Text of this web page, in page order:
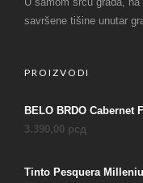
savršene tišine unutar
PROIZVODI
BELO BRDO Cabernet
3.390,00 рсд
Tinto Pesquera